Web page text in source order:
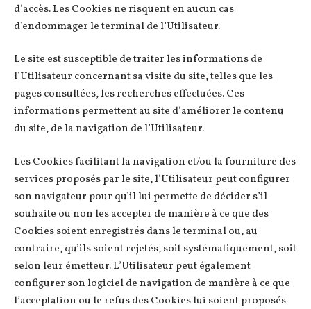
d’accès. Les Cookies ne risquent en aucun cas
d’endommager le terminal de l’Utilisateur.
Le site est susceptible de traiter les informations de
l’Utilisateur concernant sa visite du site, telles que les
pages consultées, les recherches effectuées. Ces
informations permettent au site d’améliorer le contenu
du site, de la navigation de l’Utilisateur.
Les Cookies facilitant la navigation et/ou la fourniture des
services proposés par le site, l’Utilisateur peut configurer
son navigateur pour qu’il lui permette de décider s’il
souhaite ou non les accepter de manière à ce que des
Cookies soient enregistrés dans le terminal ou, au
contraire, qu’ils soient rejetés, soit systématiquement, soit
selon leur émetteur. L’Utilisateur peut également
configurer son logiciel de navigation de manière à ce que
l’acceptation ou le refus des Cookies lui soient proposés